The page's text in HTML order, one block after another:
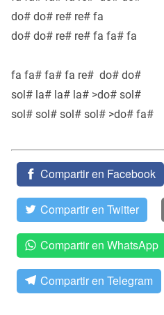
do# do# re# re# fa
do# do# re# re# fa fa# fa
fa fa# fa# fa re# do# do#
sol# la# la# la# >do# sol#
sol# sol# sol# sol# >do# fa#
Compartir en Facebook
Compartir en Twitter
Compartir en WhatsApp
Compartir en Telegram